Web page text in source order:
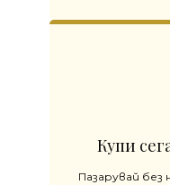
Купи
Пазарувай без